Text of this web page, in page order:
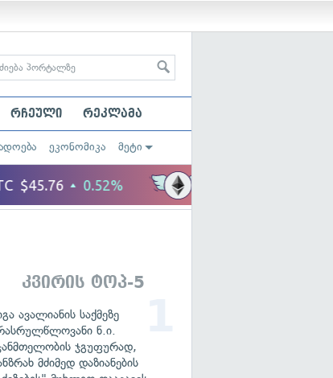
რჩეული რეკლამა
ეკონომიკა მეტი
კვირის ტოპ-5
ავალიანის საქმეზე
ნ.ი.
ჯგუფურად,
მძიმედ დაზიანების